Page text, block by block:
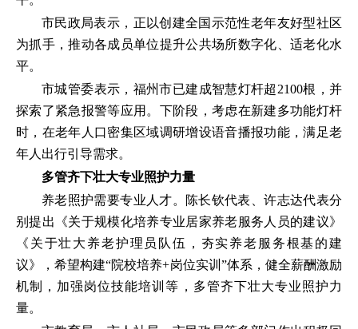
市民政局表示，正以创建全国示范性老年友好型社区
为抓手，推动各成员单位提升公共场所数字化、适老化水
平。
市城管委表示，福州市已建成智慧灯杆超2100根，并
探索了紧急报警等应用。下阶段，考虑在新建多功能灯杆
时，在老年人口密集区域调研增设语音播报功能，满足老
年人出行引导需求。
多管齐下壮大专业照护力量
养老照护需要专业人才。陈长钦代表、许志达代表分
别提出《关于规模化培养专业居家养老服务人员的建议》
《关于壮大养老护理员队伍，夯实养老服务根基的建
议》，希望构建“院校培养+岗位实训”体系，健全薪酬激励
机制，加强岗位技能培训等，多管齐下壮大专业照护力
量。